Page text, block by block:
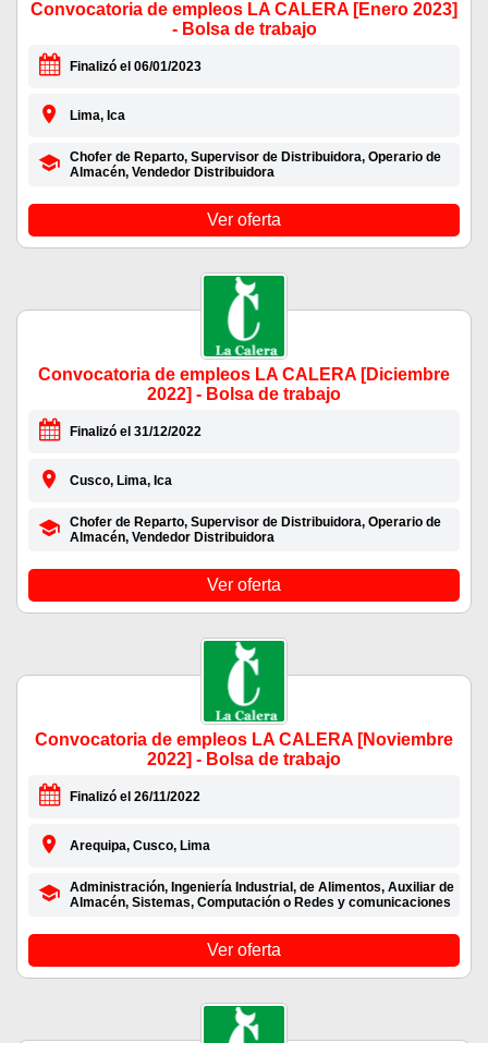
Convocatoria de empleos LA CALERA [Enero 2023]
- Bolsa de trabajo
Finalizó el 06/01/2023
Lima, Ica
Chofer de Reparto, Supervisor de Distribuidora, Operario de
Almacén, Vendedor Distribuidora
Ver oferta
Convocatoria de empleos LA CALERA [Diciembre
2022] - Bolsa de trabajo
Finalizó el 31/12/2022
Cusco, Lima, Ica
Chofer de Reparto, Supervisor de Distribuidora, Operario de
Almacén, Vendedor Distribuidora
Ver oferta
Convocatoria de empleos LA CALERA [Noviembre
2022] - Bolsa de trabajo
Finalizó el 26/11/2022
Arequipa, Cusco, Lima
Administración, Ingeniería Industrial, de Alimentos, Auxiliar de
Almacén, Sistemas, Computación o Redes y comunicaciones
Ver oferta